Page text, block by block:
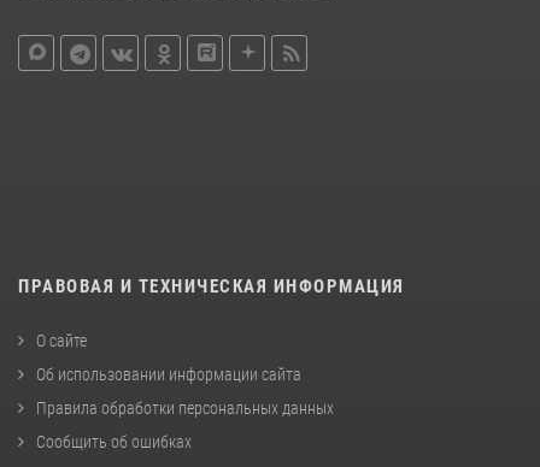
ПРАВОВАЯ И ТЕХНИЧЕСКАЯ ИНФОРМАЦИЯ
О сайте
Об использовании информации сайта
Правила обработки персональных данных
Сообщить об ошибках